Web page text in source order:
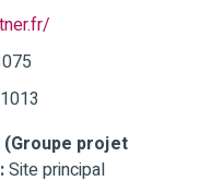
projet
Site principal